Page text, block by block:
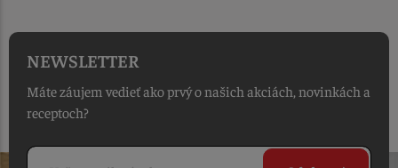
NEWSLETTER
Máte záujem vedieť ako prvý o našich akciách, novinkách a
receptoch?